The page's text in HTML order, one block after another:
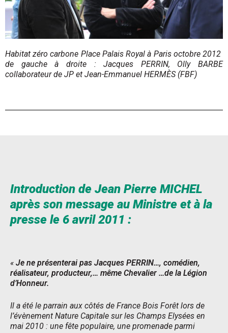
Habitat zéro carbone Place Palais Royal à Paris octobre 2012
de gauche à droite : Jacques PERRIN, Olly BARBE
collaborateur de JP et Jean-Emmanuel HERMÈS (FBF)
Introduction de Jean Pierre MICHEL
après son message au Ministre et à la
presse le 6 avril 2011 :
« Je ne présenterai pas Jacques PERRIN…, comédien,
réalisateur, producteur,… même Chevalier …de la Légion
d’Honneur.
Il a été le parrain aux côtés de France Bois Forêt lors de
l’évènement Nature Capitale sur les Champs Elysées en
mai 2010 : une fête populaire, une promenade parmi